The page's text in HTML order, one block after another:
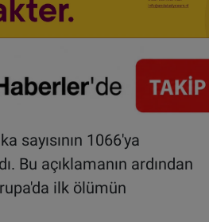
sayısının 1066'ya
Bu açıklamanın ardından
ilk ölümün